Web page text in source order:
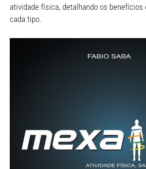
atividade física, detalhando os benefícios
cada tipo.